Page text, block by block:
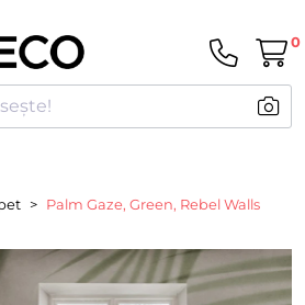
0
Palm Gaze, Green, Rebel Walls